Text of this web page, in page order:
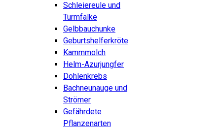
Schleiereule und
Turmfalke
Gelbbauchunke
Geburtshelferkröte
Kammmolch
Helm-Azurjungfer
Dohlenkrebs
Bachneunauge und
Strömer
Gefährdete
Pflanzenarten